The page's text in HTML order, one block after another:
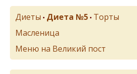
Диеты • Диета №5 • Торты
Масленица
Меню на Великий пост